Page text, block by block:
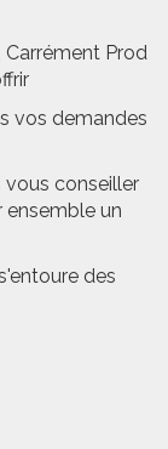
Carrément Prod
vos demandes
conseiller
ensemble un
des